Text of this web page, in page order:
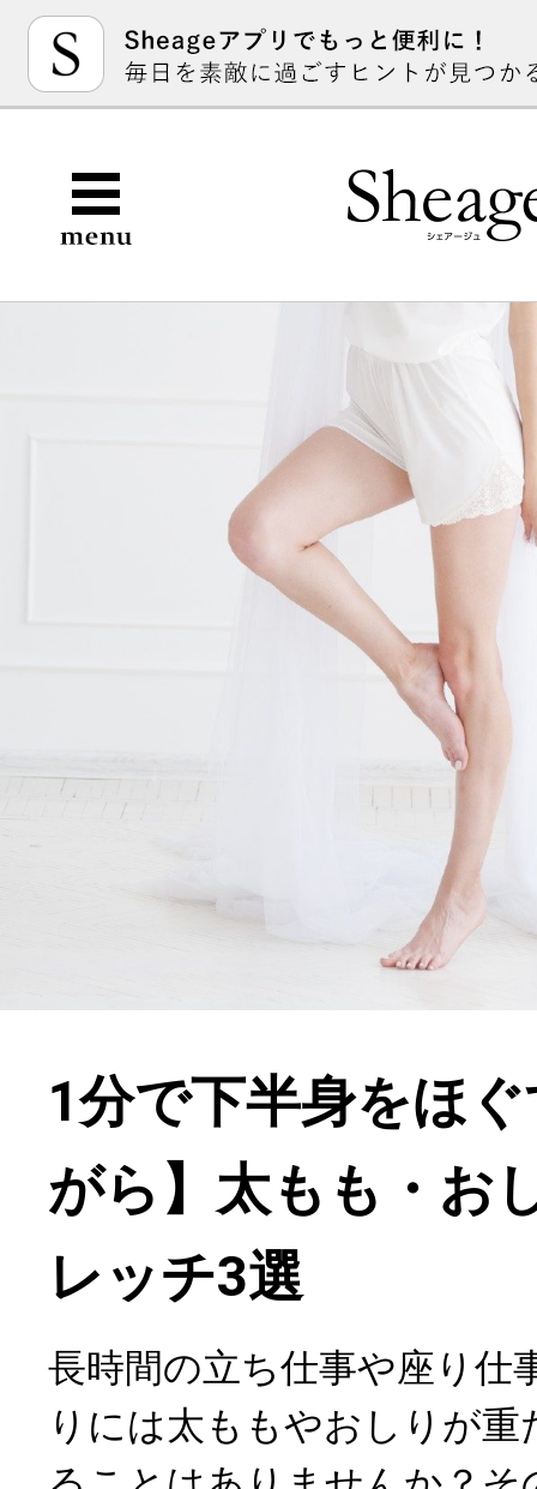
1分で下半身をほ
がら】太もも・お
レッチ3選
長時間の立ち仕事や座り仕
りには太ももやおしりが